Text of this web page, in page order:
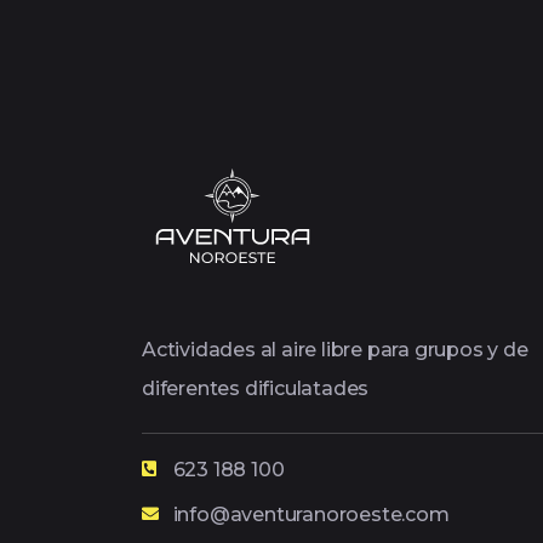
Actividades al aire libre para grupos y de
diferentes dificulatades
623 188 100
info@aventuranoroeste.com